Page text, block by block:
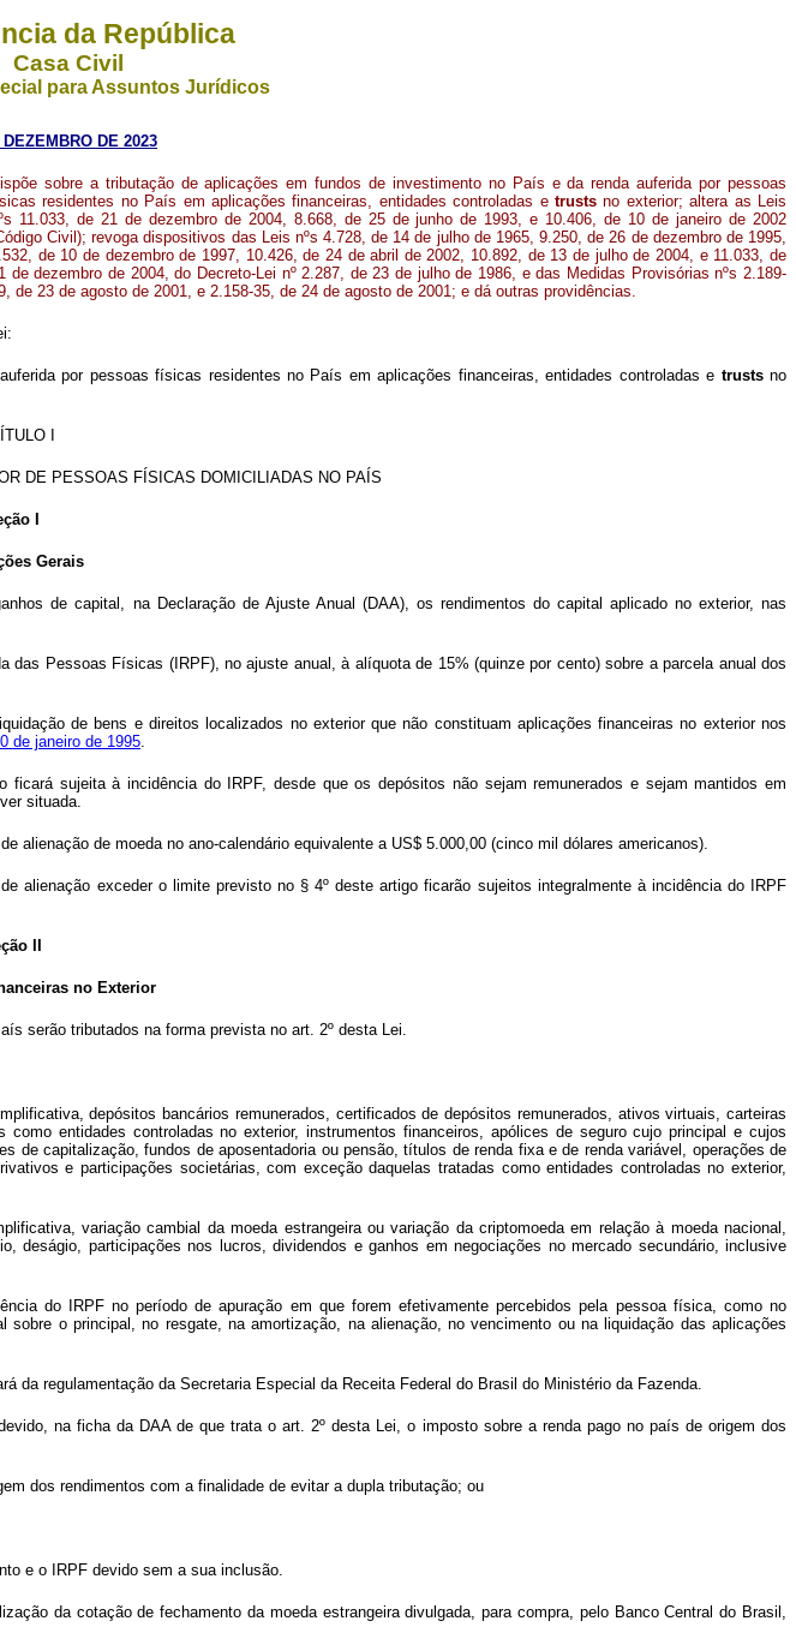
da República
Casa Civil
para Assuntos Jurídicos
DE 2023
sobre a tributação de aplicações em fundos de investimento no País e da renda auferida por pessoas
residentes no País em aplicações financeiras, entidades controladas e trusts no exterior; altera as Leis
11.033, de 21 de dezembro de 2004, 8.668, de 25 de junho de 1993, e 10.406, de 10 de janeiro de 2002
Civil); revoga dispositivos das Leis nºs 4.728, de 14 de julho de 1965, 9.250, de 26 de dezembro de 1995,
de 10 de dezembro de 1997, 10.426, de 24 de abril de 2002, 10.892, de 13 de julho de 2004, e 11.033, de
de dezembro de 2004, do Decreto-Lei nº 2.287, de 23 de julho de 1986, e das Medidas Provisórias nºs 2.189-
de 23 de agosto de 2001, e 2.158-35, de 24 de agosto de 2001; e dá outras providências.
por pessoas físicas residentes no País em aplicações financeiras, entidades controladas e trusts no
I
DE PESSOAS FÍSICAS DOMICILIADAS NO PAÍS
I
Gerais
de capital, na Declaração de Ajuste Anual (DAA), os rendimentos do capital aplicado no exterior, nas
Pessoas Físicas (IRPF), no ajuste anual, à alíquota de 15% (quinze por cento) sobre a parcela anual dos
de bens e direitos localizados no exterior que não constituam aplicações financeiras no exterior nos
de janeiro de 1995.
sujeita à incidência do IRPF, desde que os depósitos não sejam remunerados e sejam mantidos em
situada.
alienação de moeda no ano-calendário equivalente a US$ 5.000,00 (cinco mil dólares americanos).
alienação exceder o limite previsto no § 4º deste artigo ficarão sujeitos integralmente à incidência do IRPF
II
no Exterior
serão tributados na forma prevista no art. 2º desta Lei.
depósitos bancários remunerados, certificados de depósitos remunerados, ativos virtuais, carteiras
entidades controladas no exterior, instrumentos financeiros, apólices de seguro cujo principal e cujos
capitalização, fundos de aposentadoria ou pensão, títulos de renda fixa e de renda variável, operações de
e participações societárias, com exceção daquelas tratadas como entidades controladas no exterior,
variação cambial da moeda estrangeira ou variação da criptomoeda em relação à moeda nacional,
deságio, participações nos lucros, dividendos e ganhos em negociações no mercado secundário, inclusive
do IRPF no período de apuração em que forem efetivamente percebidos pela pessoa física, como no
o principal, no resgate, na amortização, na alienação, no vencimento ou na liquidação das aplicações
da regulamentação da Secretaria Especial da Receita Federal do Brasil do Ministério da Fazenda.
na ficha da DAA de que trata o art. 2º desta Lei, o imposto sobre a renda pago no país de origem dos
dos rendimentos com a finalidade de evitar a dupla tributação; ou
e o IRPF devido sem a sua inclusão.
da cotação de fechamento da moeda estrangeira divulgada, para compra, pelo Banco Central do Brasil,